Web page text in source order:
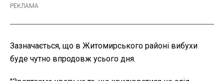
Зазначається, що в Житомирського районі вибухи
буде чутно впродовж усього дня.